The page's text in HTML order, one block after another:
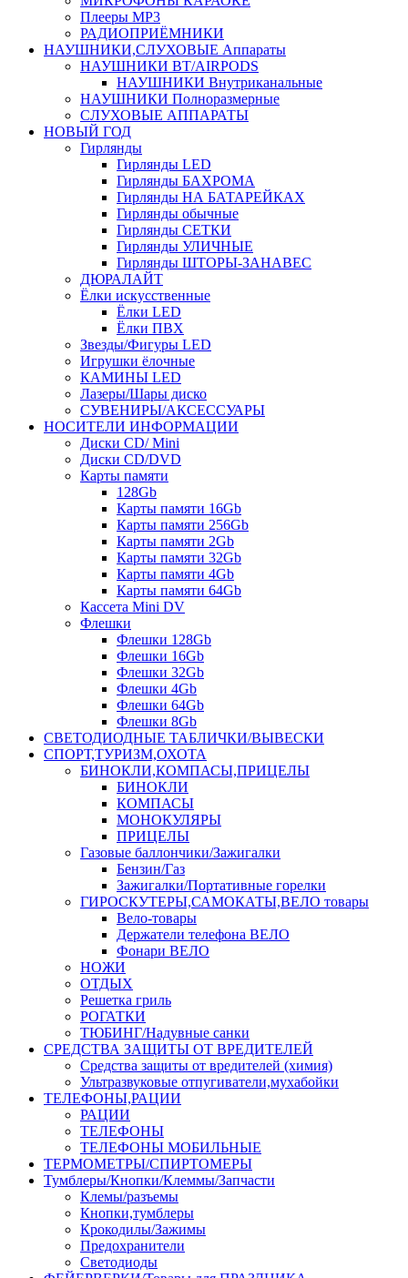
Плееры MP3
РАДИОПРИЁМНИКИ
НАУШНИКИ,СЛУХОВЫЕ Аппараты
НАУШНИКИ BT/AIRPODS
НАУШНИКИ Внутриканальные
НАУШНИКИ Полноразмерные
СЛУХОВЫЕ АППАРАТЫ
НОВЫЙ ГОД
Гирлянды
Гирлянды LED
Гирлянды БАХРОМА
Гирлянды НА БАТАРЕЙКАХ
Гирлянды обычные
Гирлянды СЕТКИ
Гирлянды УЛИЧНЫЕ
Гирлянды ШТОРЫ-ЗАНАВЕС
ДЮРАЛАЙТ
Ёлки искусственные
Ёлки LED
Ёлки ПВХ
Звезды/Фигуры LED
Игрушки ёлочные
КАМИНЫ LED
Лазеры/Шары диско
СУВЕНИРЫ/АКСЕССУАРЫ
НОСИТЕЛИ ИНФОРМАЦИИ
Диски CD/ Mini
Диски CD/DVD
Карты памяти
128Gb
Карты памяти 16Gb
Карты памяти 256Gb
Карты памяти 2Gb
Карты памяти 32Gb
Карты памяти 4Gb
Карты памяти 64Gb
Кассета Mini DV
Флешки
Флешки 128Gb
Флешки 16Gb
Флешки 32Gb
Флешки 4Gb
Флешки 64Gb
Флешки 8Gb
СВЕТОДИОДНЫЕ ТАБЛИЧКИ/ВЫВЕСКИ
СПОРТ,ТУРИЗМ,ОХОТА
БИНОКЛИ,КОМПАСЫ,ПРИЦЕЛЫ
БИНОКЛИ
КОМПАСЫ
МОНОКУЛЯРЫ
ПРИЦЕЛЫ
Газовые баллончики/Зажигалки
Бензин/Газ
Зажигалки/Портативные горелки
ГИРОСКУТЕРЫ,САМОКАТЫ,ВЕЛО товары
Вело-товары
Держатели телефона ВЕЛО
Фонари ВЕЛО
НОЖИ
ОТДЫХ
Решетка гриль
РОГАТКИ
ТЮБИНГ/Надувные санки
СРЕДСТВА ЗАЩИТЫ ОТ ВРЕДИТЕЛЕЙ
Средства защиты от вредителей (химия)
Ультразвуковые отпугиватели,мухабойки
ТЕЛЕФОНЫ,РАЦИИ
РАЦИИ
ТЕЛЕФОНЫ
ТЕЛЕФОНЫ МОБИЛЬНЫЕ
ТЕРМОМЕТРЫ/СПИРТОМЕРЫ
Тумблеры/Кнопки/Клеммы/Запчасти
Клемы/разъемы
Кнопки,тумблеры
Крокодилы/Зажимы
Предохранители
Светодиоды